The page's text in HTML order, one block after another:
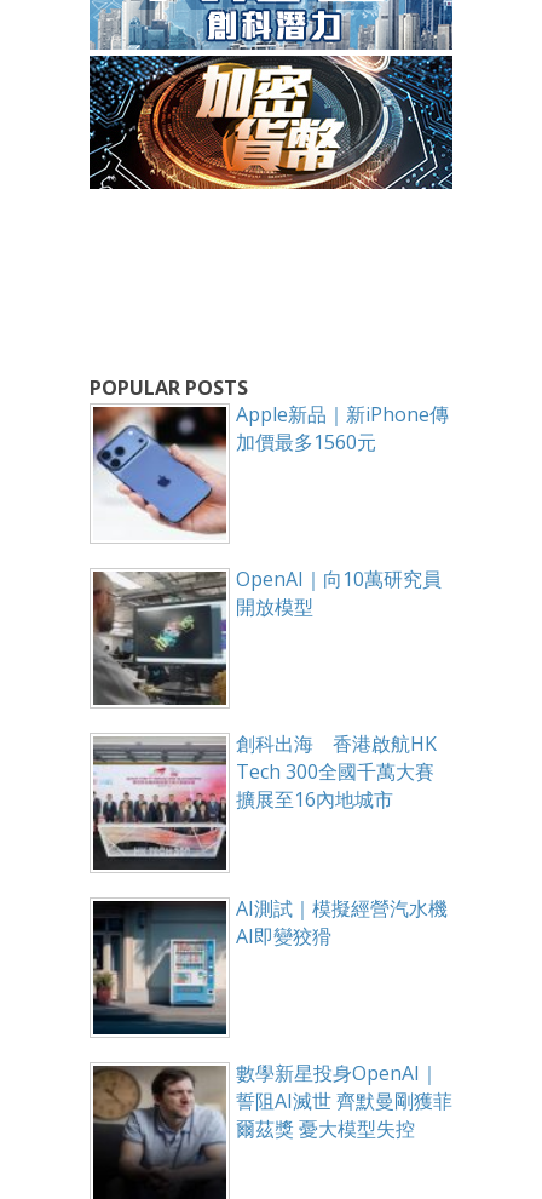
POPULAR POSTS
Apple新品｜新iPhone傳
加價最多1560元
OpenAI｜向10萬研究員
開放模型
創科出海 香港啟航HK
Tech 300全國千萬大賽
擴展至16內地城市
AI測試｜模擬經營汽水機
AI即變狡猾
數學新星投身OpenAI｜
誓阻AI滅世 齊默曼剛獲菲
爾茲獎 憂大模型失控